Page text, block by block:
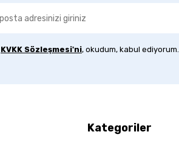
KVKK Sözleşmesi'ni, okudum, kabul ediyorum.
Kategoriler